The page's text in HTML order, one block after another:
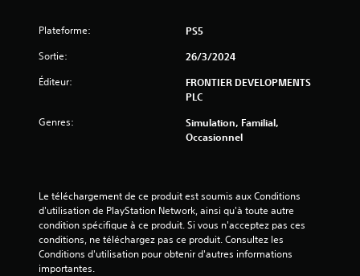
Plateforme: PS5
Sortie: 26/3/2024
Éditeur:
FRONTIER DEVELOPMENTS
PLC
Genres:
Simulation, Familial,
Occasionnel
Le téléchargement de ce produit est soumis aux Conditions
d'utilisation de PlayStation Network, ainsi qu'à toute autre
condition spécifique à ce produit. Si vous n'acceptez pas ces
conditions, ne téléchargez pas ce produit. Consultez les
Conditions d'utilisation pour obtenir d'autres informations
importantes.